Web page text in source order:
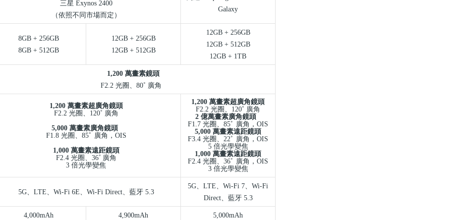
三星 Exynos 2400
（依照不同市場而定）
Galaxy
8GB + 256GB
8GB + 512GB
12GB + 256GB
12GB + 512GB
12GB + 256GB
12GB + 512GB
12GB + 1TB
1,200 萬畫素鏡頭
F2.2 光圈、 80˚ 廣角
1,200 萬畫素超廣角鏡頭
F2.2 光圈、 120˚ 廣角
5,000 萬畫素廣角鏡頭
F1.8 光圈、 85˚ 廣角， OIS
1,000 萬畫素遠距鏡頭
F2.4 光圈、 36˚ 廣角
3 倍光學變焦
1,200 萬畫素超廣角鏡頭
F2.2 光圈、 120˚ 廣角
2 億萬畫素廣角鏡頭
F1.7 光圈、 85˚ 廣角， OIS
5,000 萬畫素遠距鏡頭
F3.4 光圈、 22˚ 廣角， OIS
5 倍光學變焦
1,000 萬畫素遠距鏡頭
F2.4 光圈、 36˚ 廣角， OIS
3 倍光學變焦
5G、 LTE、 Wi-Fi 6E、 Wi-Fi Direct、藍牙5.3
5G、 LTE、 Wi-Fi 7、 Wi-Fi
Direct、藍牙5.3
4,000mAh 4,900mAh 5,000mAh